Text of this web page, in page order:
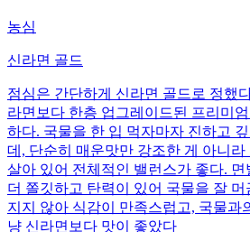
농심
신라면 골드
점심은 간단하게 신라면 골드로 정했
라면보다 한층 업그레이드된 프리미
하다. 국물을 한 입 먹자마자 진하고
데, 단순히 매운맛만 강조한 게 아니라
살아 있어 전체적인 밸런스가 좋다.
더 쫄깃하고 탄력이 있어 국물을 잘 머
지지 않아 식감이 만족스럽고, 국물과
냥 신라면보다 맛이 좋았다